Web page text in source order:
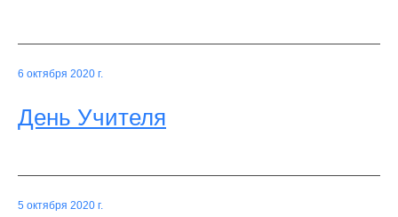
6 октября 2020 г.
День Учителя
5 октября 2020 г.